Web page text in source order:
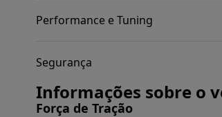
Performance e Tuning
Segurança
Informações sobre o
Força de Tração